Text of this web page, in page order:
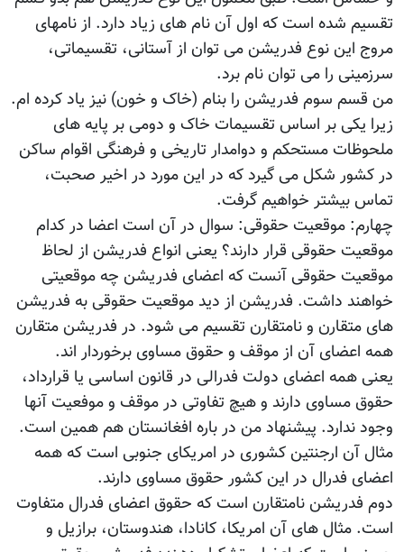
تقسیم شده است که اول آن نام های زیاد دارد. از نامهای
مروج این نوع فدریشن می توان از آستانی، تقسیماتی،
سرزمینی را می توان نام برد.
من قسم سوم فدریشن را بنام (خاک و خون) نیز یاد کرده ام.
زیرا یکی بر اساس تقسیمات خاک و دومی بر پایه های
ملحوظات مستحکم و دوامدار تاریخی و فرهنگی اقوام ساکن
در کشور شکل می گیرد که در این مورد در اخیر صحبت،
تماس بیشتر خواهیم گرفت.
چهارم: موقعیت حقوقی: سوال در آن است اعضا در کدام
موقعیت حقوقی قرار دارند؟ یعنی انواع فدریشن از لحاظ
موقعیت حقوقی آنست که اعضای فدریشن چه موقعیتی
خواهند داشت. فدریشن از دید موقعیت حقوقی به فدریشن
های متقارن و نامتقارن تقسیم می شود. در فدریشن متقارن
همه اعضای آن از موقف و حقوق مساوی برخوردار اند.
یعنی همه اعضای دولت فدرالی در قانون اساسی یا قرارداد،
حقوق مساوی دارند و هیچ تفاوتی در موقف و موفعیت آنها
وجود ندارد. پیشنهاد من در باره افغانستان هم همین است.
مثال آن ارجنتین کشوری در امریکای جنوبی است که همه
اعضای فدرال در این کشور حقوق مساوی دارند.
دوم فدریشن نامتقارن است که حقوق اعضای فدرال متفاوت
است. مثال های آن امریکا، کانادا، هندوستان، برازیل و